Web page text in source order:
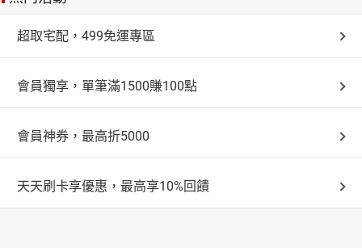
超取宅配，499免運專區
會員獨享，單筆滿1500賺100點
會員神券，最高折5000
天天刷卡享優惠，最高享10%回饋